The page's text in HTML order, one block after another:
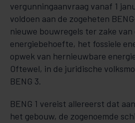
ver­­gunningaanvraag vanaf 1
voldoen aan de zogeheten
nieuwe bouwregels ter zake van
energiebehoefte, het fossie­le
opwek van her­nieuwbare
Oftewel, in de juridische
BENG 3.
BENG 1 vereist allereerst dat
het gebouw, de zogenoemde